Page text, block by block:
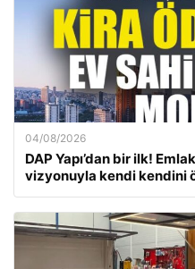
04/08/2026
DAP Yapı’dan bir ilk!
vizyonuyla kendi kendini